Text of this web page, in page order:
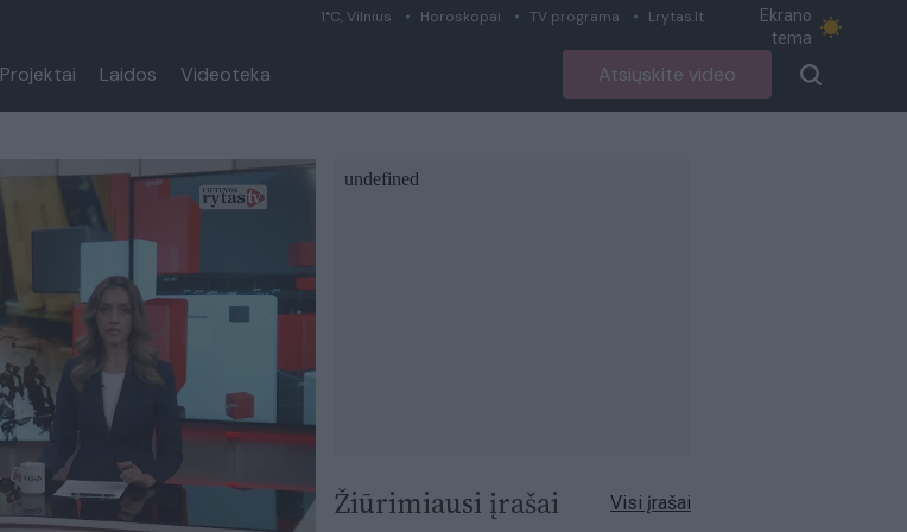
1°C, Vilnius Horoskopai TV programa Lrytas.lt
Ekrano
tema
Projektai Laidos Videoteka Atsiųskite video
Žiūrimiausi įrašai Visi įrašai